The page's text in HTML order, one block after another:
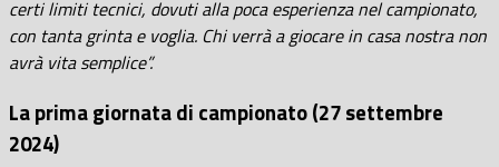
certi limiti tecnici, dovuti alla poca esperienza nel campionato,
con tanta grinta e voglia. Chi verrà a giocare in casa nostra non
avrà vita semplice”.
La prima giornata di campionato (27 settembre
2024)